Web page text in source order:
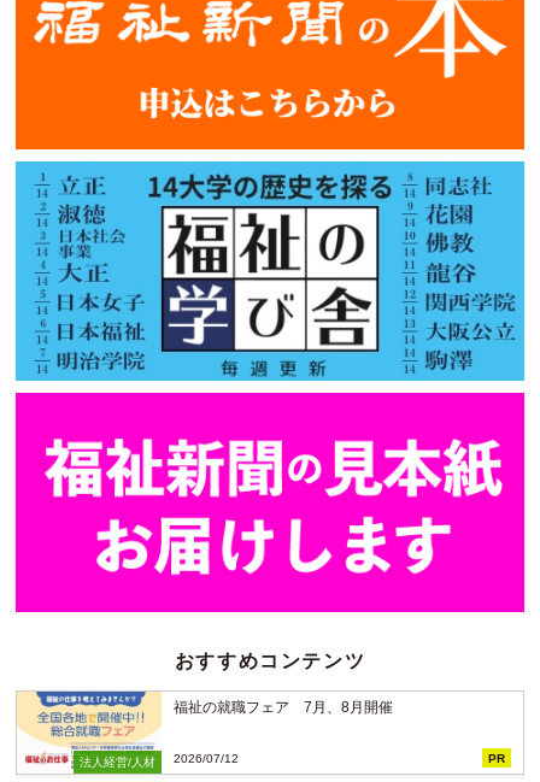
おすすめコンテンツ
法人経営/人材
福祉の就職フェア 7月、8月開催
2026/07/12 PR